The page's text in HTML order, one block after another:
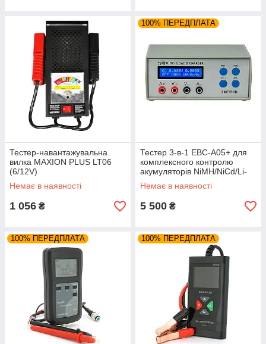
Тестер-навантажувальна
вилка MAXION PLUS LT06
(6/12V)
Немає в наявності
1 056 ₴
100% ПЕРЕДПЛАТА
Тестер 3-в-1 EBC-A05+ для
комплексного контролю
акумуляторів NiMH/NiCd/Li-
Ion/LiFe/Pb, заряджання та
Немає в наявності
5 500 ₴
100% ПЕРЕДПЛАТА 100% ПЕРЕДПЛАТА